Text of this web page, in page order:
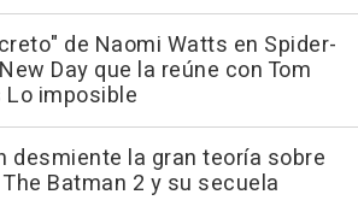
de Naomi Watts en Spider-
Day que la reúne con Tom
imposible
desmiente la gran teoría sobre
Batman 2 y su secuela